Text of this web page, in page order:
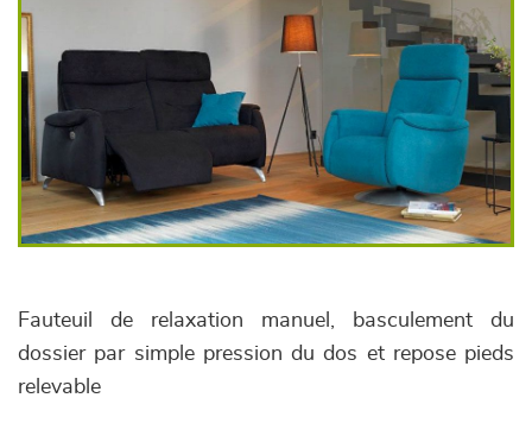
Fauteuil de relaxation manuel, basculement du
dossier par simple pression du dos et repose pieds
relevable